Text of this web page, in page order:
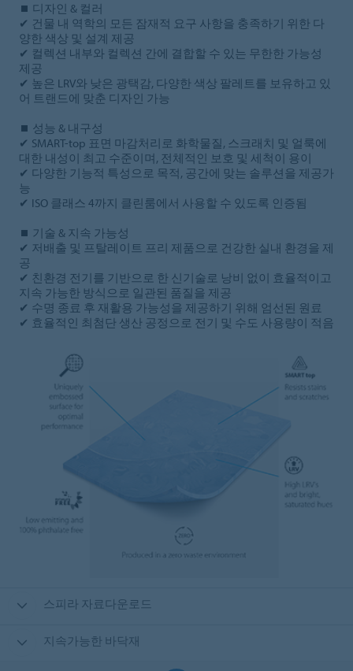
⏹ 디자인 & 컬러
✔ 건물 내 역학의 모든 잠재적 요구 사항을 충족하기 위한 다
양한 색상 및 설계 제공
✔ 컬렉션 내부와 컬렉션 간에 결합할 수 있는 무한한 가능성
제공
✔ 높은 LRV와 낮은 광택감, 다양한 색상 팔레트를 보유하고 있
어 트랜드에 맞춘 디자인 가능
⏹ 성능 & 내구성
✔ SMART-top 표면 마감처리로 화학물질, 스크래치 및 얼룩에
대한 내성이 최고 수준이며, 전체적인 보호 및 세척이 용이
✔ 다양한 기능적 특성으로 목적, 공간에 맞는 솔루션을 제공가
능
✔ ISO 클래스 4까지 클린룸에서 사용할 수 있도록 인증됨
⏹ 기술 & 지속 가능성
✔ 저배출 및 프탈레이트 프리 제품으로 건강한 실내 환경을 제
공
✔ 친환경 전기를 기반으로 한 신기술로 낭비 없이 효율적이고
지속 가능한 방식으로 일관된 품질을 제공
✔ 수명 종료 후 재활용 가능성을 제공하기 위해 엄선된 원료
✔ 효율적인 최첨단 생산 공정으로 전기 및 수도 사용량이 적음
스피라 자료다운로드
지속가능한 바닥재